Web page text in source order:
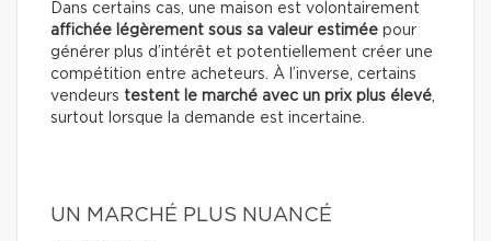
Dans certains cas, une maison est volontairement
affichée légèrement sous sa valeur estimée pour
générer plus d’intérêt et potentiellement créer une
compétition entre acheteurs. À l’inverse, certains
vendeurs testent le marché avec un prix plus élevé,
surtout lorsque la demande est incertaine.
UN MARCHÉ PLUS NUANCÉ